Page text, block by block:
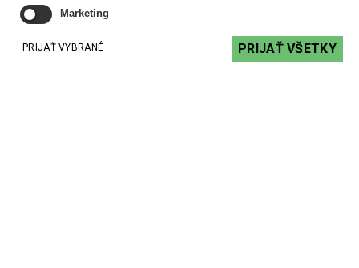
Marketing
PRIJAŤ VYBRANÉ PRIJAŤ VŠETKY